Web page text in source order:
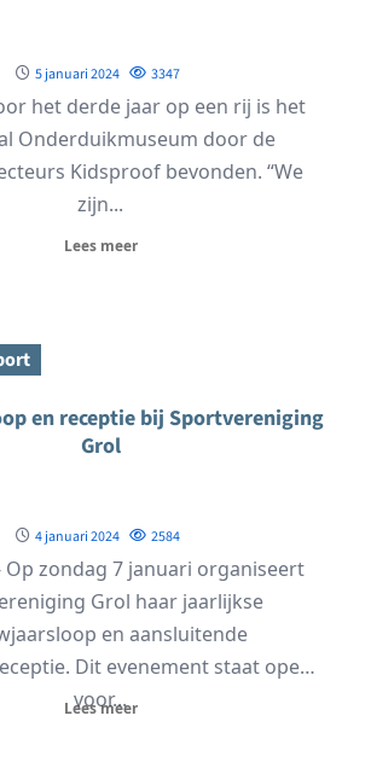
5 januari 2024 3347
het derde jaar op een rij is het
Onderduikmuseum door de
Kidsproof bevonden. “We
zijn...
Lees meer
en receptie bij Sportvereniging
Grol
4 januari 2024 2584
Op zondag 7 januari organiseert
Grol haar jaarlijkse
en aansluitende
Dit evenement staat open
voor...
Lees meer